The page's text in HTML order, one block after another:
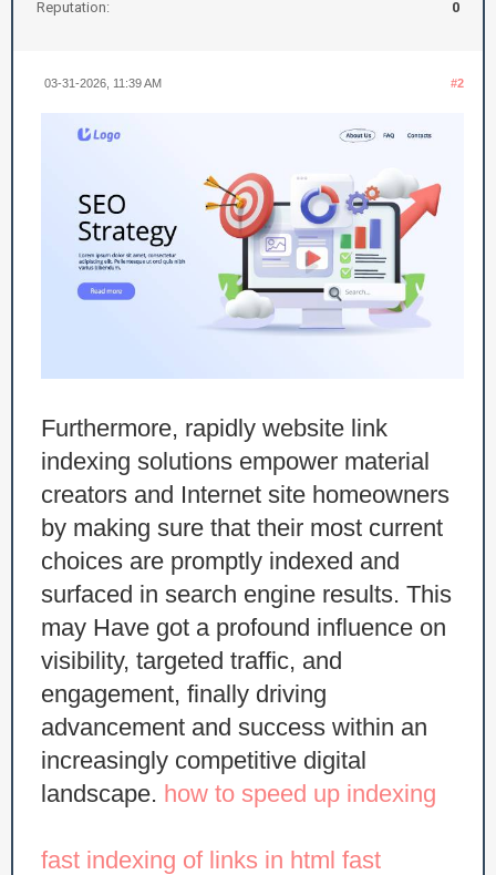
Reputation:
0
#2
03-31-2026, 11:39 AM
Furthermore, rapidly website link
indexing solutions empower material
creators and Internet site homeowners
by making sure that their most current
choices are promptly indexed and
surfaced in search engine results. This
may Have got a profound influence on
visibility, targeted traffic, and
engagement, finally driving
advancement and success within an
increasingly competitive digital
landscape. how to speed up indexing
fast indexing of links in html fast